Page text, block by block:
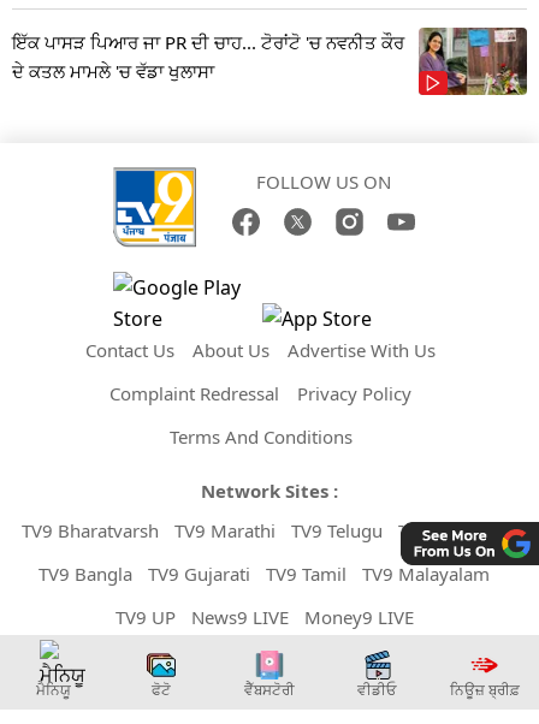
ਇੱਕ ਪਾਸੜ ਪਿਆਰ ਜਾ PR ਦੀ ਚਾਹ... ਟੋਰਾਂਟੋ 'ਚ ਨਵਨੀਤ ਕੌਰ
ਦੇ ਕਤਲ ਮਾਮਲੇ 'ਚ ਵੱਡਾ ਖੁਲਾਸਾ
FOLLOW US ON
Contact Us About Us
Advertise With Us
Complaint Redressal
Privacy Policy
Terms And Conditions
Network Sites :
TV9 Bharatvarsh
TV9 Marathi TV9 Telugu
TV9 Kannada
TV9 Bangla
TV9 Gujarati TV9 Tamil
TV9 Malayalam
TV9 UP
News9 LIVE Money9 LIVE
Copyright © 2026 TV9 Punjabi. All Rights Reserved.
ਮੈਨਿਯੂ
ਫੋਟੋ ਵੈੱਬਸਟੋਰੀ ਵੀਡੀਓ ਨਿਊਜ਼ ਬ੍ਰੀਫ਼